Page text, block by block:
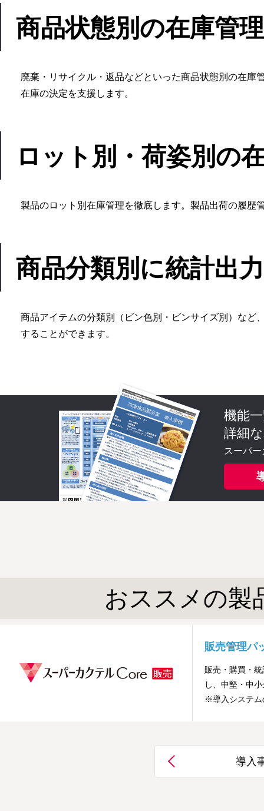
商品状態別の在庫管
廃棄・リサイクル・返品などといった商品状態別の在庫
在庫の決定を支援します。
ロット別・荷姿別の
製品のロット別在庫管理を徹底します。製品出荷の履歴
商品分類別に統計出力
商品アイテムの分類別（ビン色別・ビンサイズ別）など
することができます。
機能
詳細
スーパ
おススメの製
販売管理パ
販売・購買・
し、中堅・中
※導入システム
導入